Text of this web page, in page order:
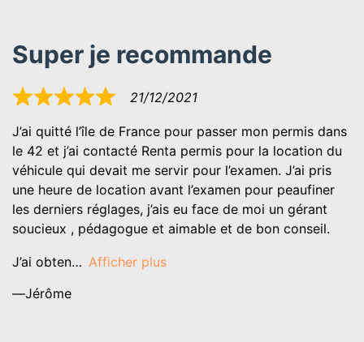
Super je recommande
Noté
sur
5
21/12/2021
J’ai quitté l’île de France pour passer mon permis dans
le 42 et j’ai contacté Renta permis pour la location du
véhicule qui devait me servir pour l’examen. J’ai pris
une heure de location avant l’examen pour peaufiner
les derniers réglages, j’ais eu face de moi un gérant
soucieux , pédagogue et aimable et de bon conseil.
J’ai obten
Afficher plus
Jérôme